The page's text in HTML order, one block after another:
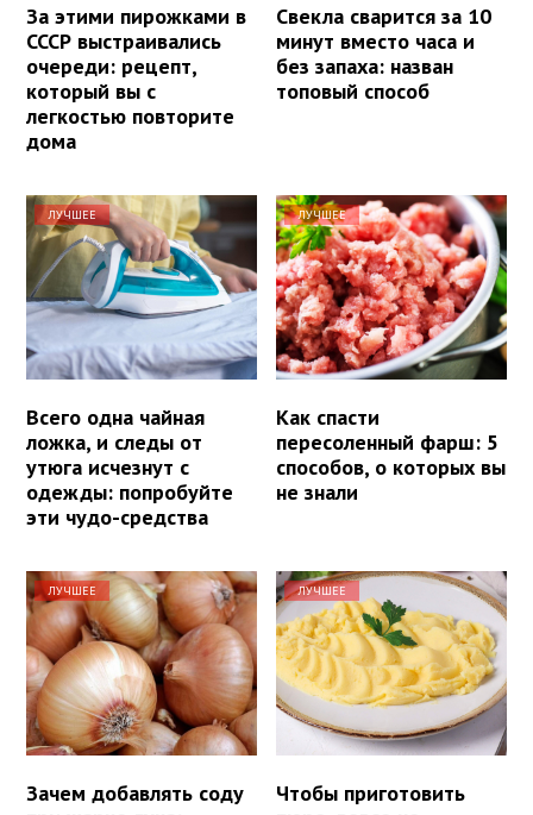
За этими пирожками в
СССР выстраивались
очереди: рецепт,
который вы с
легкостью повторите
дома
Свекла сварится за 10
минут вместо часа и
без запаха: назван
топовый способ
ЛУЧШЕЕ
Всего одна чайная
ложка, и следы от
утюга исчезнут с
одежды: попробуйте
эти чудо-средства
ЛУЧШЕЕ
Как спасти
пересоленный фарш: 5
способов, о которых вы
не знали
ЛУЧШЕЕ
Зачем добавлять соду
ЛУЧШЕЕ
Чтобы приготовить